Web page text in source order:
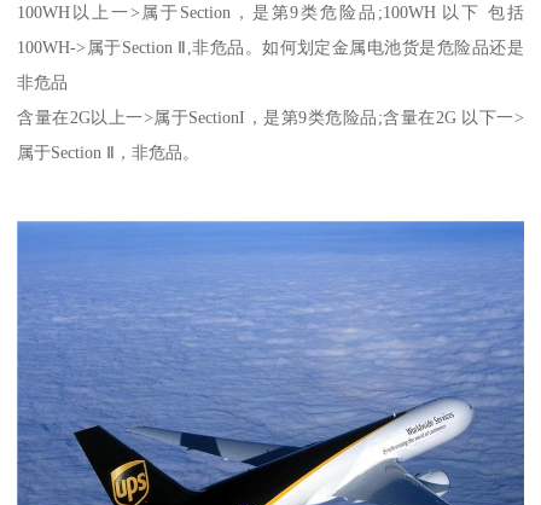
100WH以上一>属于Section，是第9类危险品;100WH 以下 包括
100WH->属于Section Ⅱ,非危品。如何划定金属电池货是危险品还是
非危品
含量在2G以上一>属于SectionI，是第9类危险品;含量在2G 以下一>
属于Section Ⅱ，非危品。